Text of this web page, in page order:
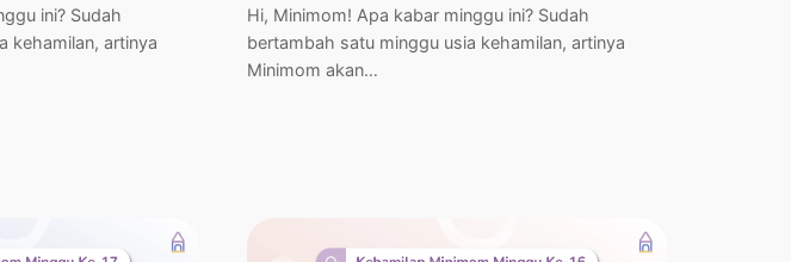
ini? Sudah
kehamilan, artinya
Hi, Minimom! Apa kabar minggu ini? Sudah
bertambah satu minggu usia kehamilan, artinya
Minimom akan…